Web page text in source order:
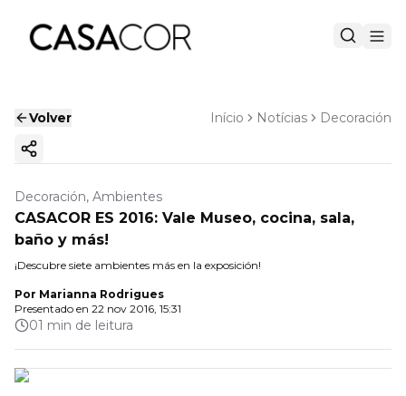
Volver Início Notícias Decoración
Copiar enlace
Decoración, Ambientes
CASACOR ES 2016: Vale Museo, cocina, sala,
baño y más!
¡Descubre siete ambientes más en la exposición!
Por Marianna Rodrigues
Presentado en 22 nov 2016, 15:31
01 min de leitura